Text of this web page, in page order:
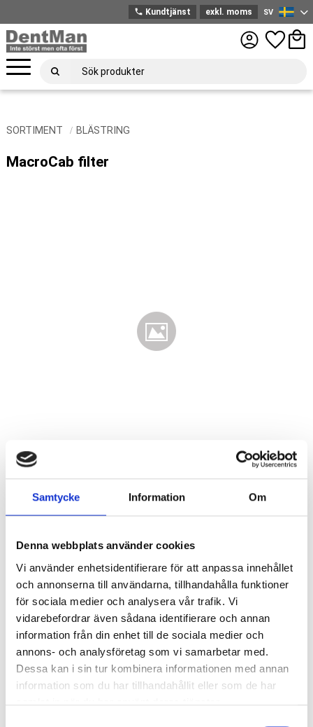
Samtycke Information Om
Denna webbplats använder cookies
Vi använder enhetsidentifierare för att anpassa innehållet
och annonserna till användarna, tillhandahålla funktioner
för sociala medier och analysera vår trafik. Vi
vidarebefordrar även sådana identifierare och annan
information från din enhet till de sociala medier och
annons- och analysföretag som vi samarbetar med.
Dessa kan i sin tur kombinera informationen med annan
information som du har tillhandahållit eller som de har
Meny
phone Kundtjänst exkl. moms
Svenska
SV
Favoriter
SORTIMENT BLÄSTRING
MacroCab filter
595 KR
Antal
+
-
Artikelnr
Tillverkare Danville Zest Dental